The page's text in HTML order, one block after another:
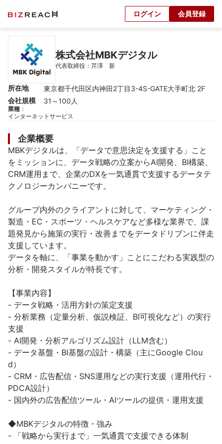
ログイン 会員登録
株式会社MBKデジタル
代表取締役：芹澤　新
所在地
東京都千代田区内神田2丁目3-4S-GATE大手町北 2F
会社規模
31～100人
業種 ：
インターネットサービス
企業概要
MBKデジタルは、「データで意思決定を支援する」こと
をミッションに、データ戦略の立案からAI開発、BI構築、
CRM運用まで、企業のDXを一気通貫で支援するデータテ
クノロジーカンパニーです。
グループ内外のクライアントに対して、マーケティング・
製造・EC・スポーツ・ヘルスケアなど多様な業界で、課
題発見から施策の実行・改善までをデータドリブンに伴走
支援しています。
データを軸に、「事業を動かす」ことにこだわる実践型の
分析・開発スタイルが特長です。
【事業内容】
- データ戦略・活用方針の策定支援
- 分析業務（定量分析、仮説検証、BI可視化など）の実行
支援
- AI開発・分析アルゴリズム設計（LLM含む）
- データ基盤・BI基盤の設計・構築（主にGoogle Clou
d）
- CRM・広告配信・SNS運用などの実行支援（運用代行・
PDCA設計）
- 国内外の広告配信ツール・AIツールの提供・運用支援
◆MBKデジタルの特徴・強み
- 「戦略から実行まで」一気通貫で支援できる体制